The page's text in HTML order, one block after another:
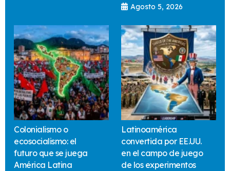
Agosto 5, 2026
Colonialismo o
ecosocialismo: el
futuro que se juega
América Latina
Latinoamérica
convertida por EE.UU.
en el campo de juego
de los experimentos